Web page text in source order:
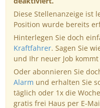
Diese Stellenanzeige ist
Position wurde bereits
Hinterlegen Sie doch
Kraftfahrer. Sagen Sie
und Ihr neuer Job
Oder abonnieren Sie
Alarm und erhalten Sie
täglich oder 1x die
gratis frei Haus per E-